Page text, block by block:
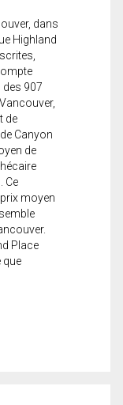
dans
Highland
des 907
de
Canyon
de
Ce
moyen
Place
que